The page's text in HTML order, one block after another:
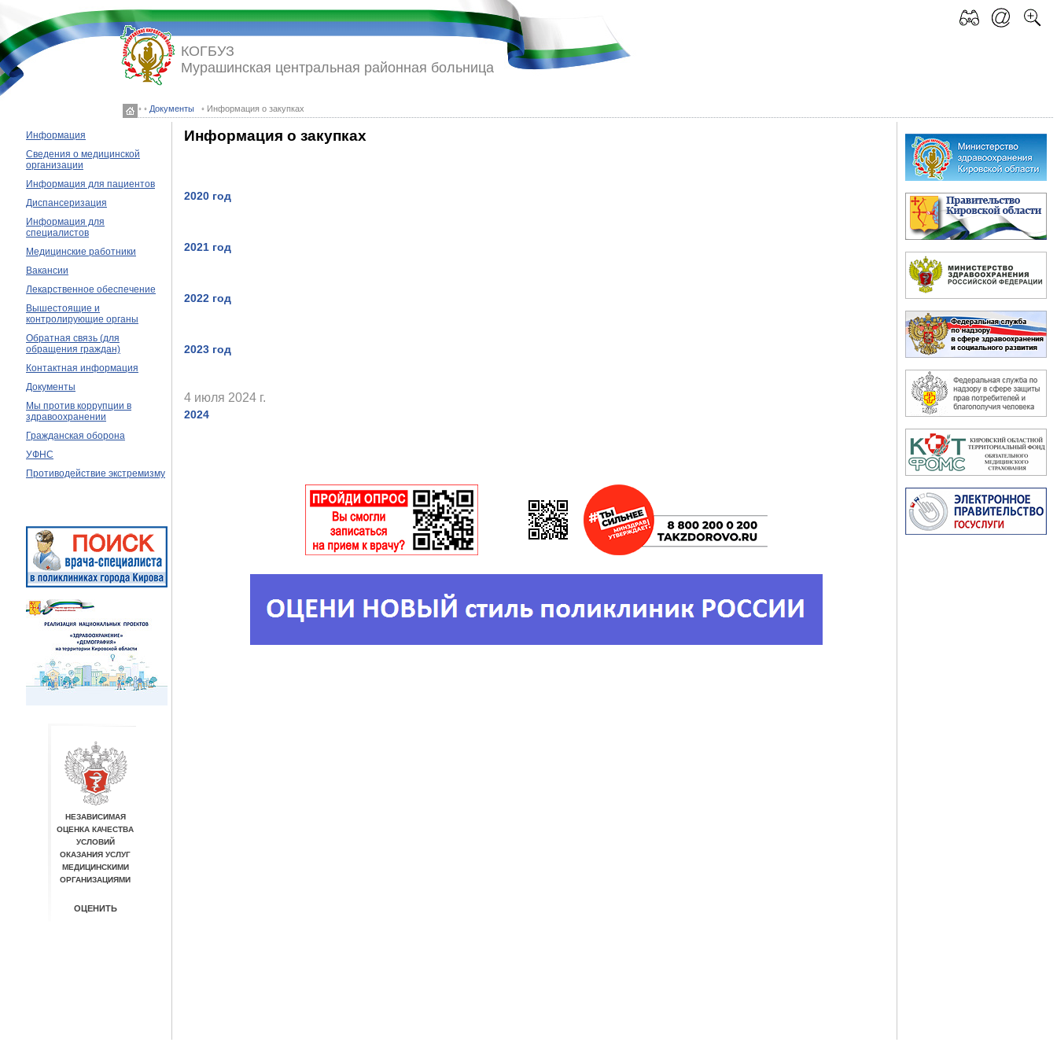
◦ ◦ Документы ◦ Информация о закупках
КОГБУЗ
Мурашинская центральная районная больница
Информация
Сведения о медицинской
организации
Информация для пациентов
Диспансеризация
Информация для
специалистов
Медицинские работники
Вакансии
Лекарственное обеспечение
Вышестоящие и
контролирующие органы
Обратная связь (для
обращения граждан)
Контактная информация
Документы
Мы против коррупции в
здравоохранении
Гражданская оборона
УФНС
Противодействие экстремизму
Информация о закупках
2020 год
2021 год
2022 год
2023 год
4 июля 2024 г.
2024